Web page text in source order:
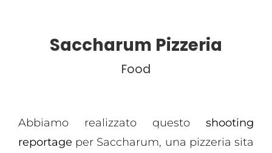
Saccharum Pizzeria
Food
Abbiamo realizzato questoshooting
reportage per Saccharum, una pizzeria sita